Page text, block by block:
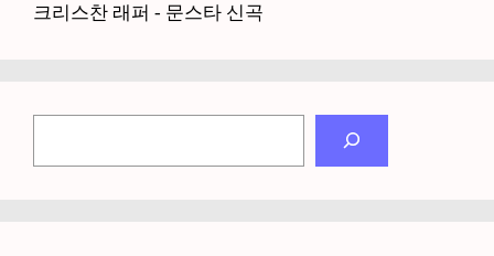
크리스찬 래퍼 - 문스타 신곡